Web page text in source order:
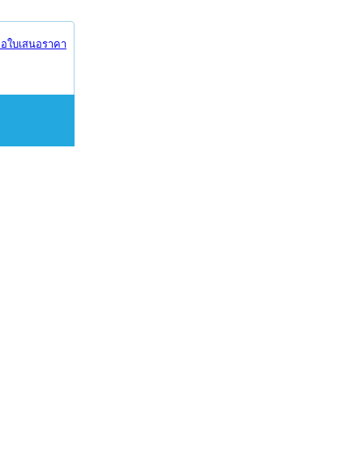
บเสนอราคา